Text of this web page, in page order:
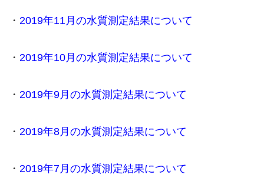
・ 2019年11月の水質測定結果について
・ 2019年10月の水質測定結果について
・ 2019年9月の水質測定結果について
・ 2019年8月の水質測定結果について
・ 2019年7月の水質測定結果について